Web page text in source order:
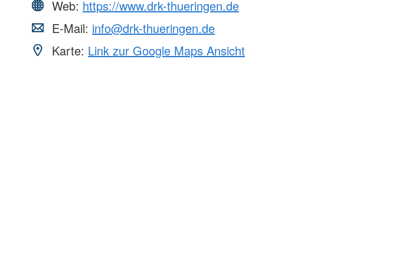
Web: https://www.drk-thueringen.de
E-Mail: info@drk-thueringen.de
Karte: Link zur Google Maps Ansicht